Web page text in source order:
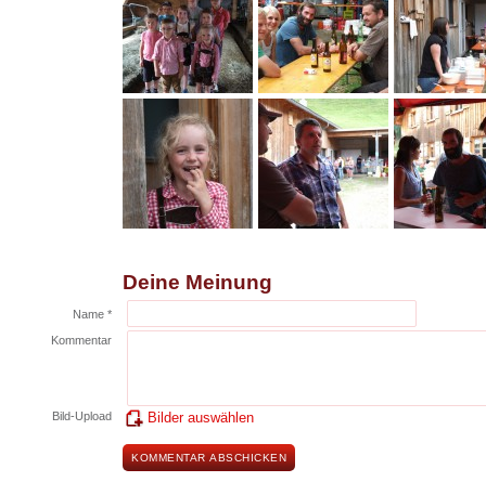
Deine Meinung
Name *
Kommentar
Bild-Upload Bilder auswählen